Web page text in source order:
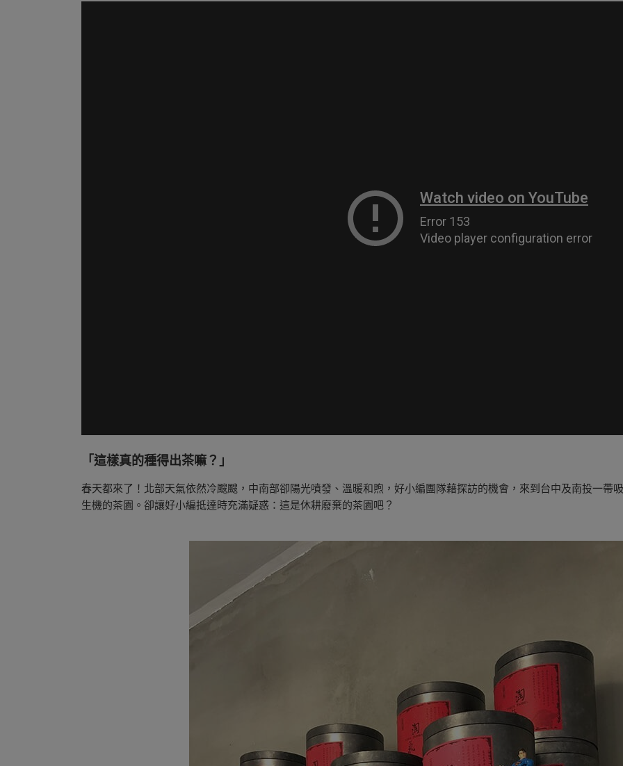
「 這樣真的種得出茶嘛？ 」
春天都來了！北部天氣依然冷颼颼，中南部卻陽光噴發、溫暖和煦，好小編團隊藉探訪的機會，來到台中及南投一帶
生機的茶園。卻讓好小編抵達時充滿疑惑：這是休耕廢棄的茶園吧？